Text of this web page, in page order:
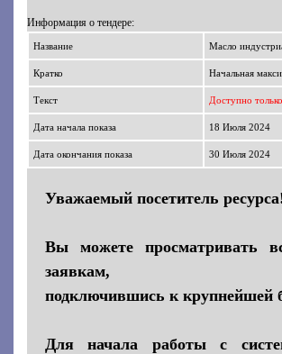
Информация о тендере:
Название Масло
Кратко Начальная
Текст Доступно
Дата начала показа 18 Июля 2024
Дата окончания показа 30 Июля 2024
Уважаемый посетитель
Вы можете просматривать
заявкам,
подключившись к крупнейшей
Для начала работы с